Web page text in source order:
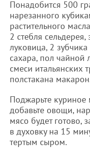
Понадобится 500
нарезанного
растительного
2 стебля
луковица, 2
сахара, пол
смеси итальянских
полстакана
Поджарьте куриное
добавьте овощи,
мясо будет готово,
в духовку на 15
тертым сыром.